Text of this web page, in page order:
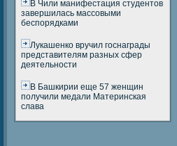
В Чили манифестация студентов
завершилась массовыми
беспорядками
Лукашенко вручил госнаграды
представителям разных сфер
деятельности
В Башкирии еще 57 женщин
получили медали Материнская
слава